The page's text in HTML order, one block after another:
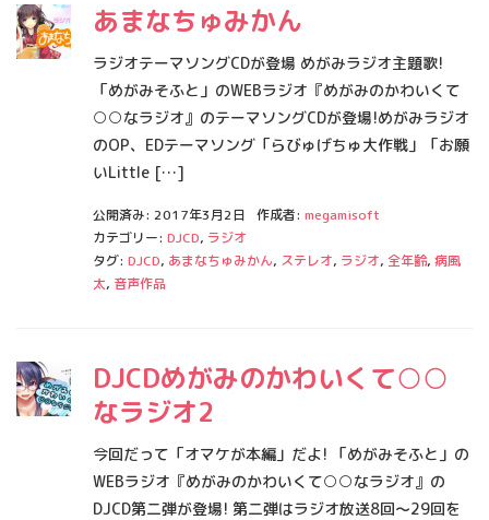
あまなちゅみかん
ラジオテーマソングCDが登場 めがみラジオ主題歌!
「めがみそふと」のWEBラジオ『めがみのかわいくて
○○なラジオ』のテーマソングCDが登場!めがみラジオ
のOP、EDテーマソング「らびゅげちゅ大作戦」「お願
いLittle […]
公開済み: 2017年3月2日 作成者: megamisoft
カテゴリー: DJCD, ラジオ
タグ: DJCD, あまなちゅみかん, ステレオ, ラジオ, 全年齢, 病風
太, 音声作品
DJCDめがみのかわいくて○○
なラジオ2
今回だって「オマケが本編」だよ! 「めがみそふと」の
WEBラジオ『めがみのかわいくて○○なラジオ』の
DJCD第二弾が登場! 第二弾はラジオ放送8回～29回を